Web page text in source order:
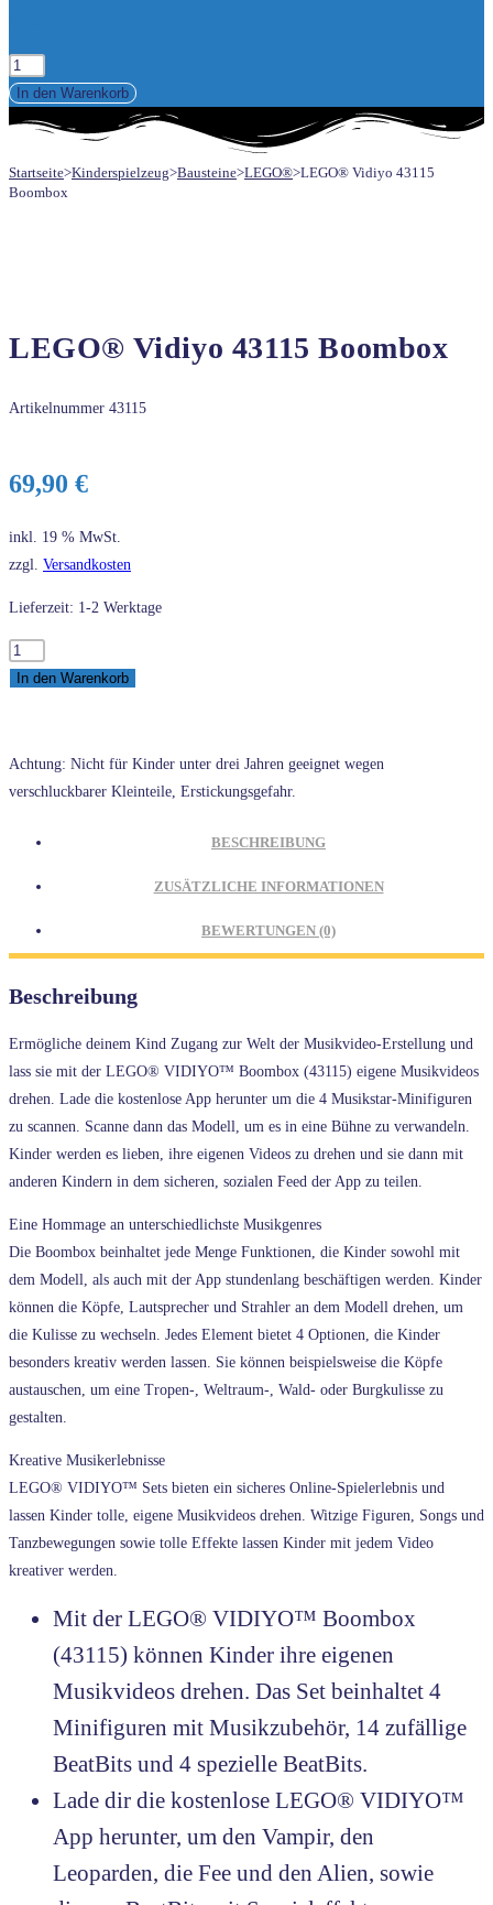
LEGO®
Vidiyo
43115
Menge
In den Warenkorb
Startseite>Kinderspielzeug>Bausteine>LEGO®>LEGO® Vidiyo 43115
Boombox
LEGO® Vidiyo 43115 Boombox
Artikelnummer 43115
69,90 €
inkl. 19 % MwSt.
zzgl. Versandkosten
Lieferzeit: 1-2 Werktage
LEGO®
Vidiyo
Menge
In den Warenkorb
Achtung: Nicht für Kinder unter drei Jahren geeignet wegen
verschluckbarer Kleinteile, Erstickungsgefahr.
BESCHREIBUNG
ZUSÄTZLICHE INFORMATIONEN
BEWERTUNGEN (0)
Beschreibung
Ermögliche deinem Kind Zugang zur Welt der Musikvideo-Erstellung und
lass sie mit der LEGO® VIDIYO™ Boombox (43115) eigene Musikvideos
drehen. Lade die kostenlose App herunter um die 4 Musikstar-Minifiguren
zu scannen. Scanne dann das Modell, um es in eine Bühne zu verwandeln.
Kinder werden es lieben, ihre eigenen Videos zu drehen und sie dann mit
anderen Kindern in dem sicheren, sozialen Feed der App zu teilen.
Eine Hommage an unterschiedlichste Musikgenres
Die Boombox beinhaltet jede Menge Funktionen, die Kinder sowohl mit
dem Modell, als auch mit der App stundenlang beschäftigen werden. Kinder
können die Köpfe, Lautsprecher und Strahler an dem Modell drehen, um
die Kulisse zu wechseln. Jedes Element bietet 4 Optionen, die Kinder
besonders kreativ werden lassen. Sie können beispielsweise die Köpfe
austauschen, um eine Tropen-, Weltraum-, Wald- oder Burgkulisse zu
gestalten.
Kreative Musikerlebnisse
LEGO® VIDIYO™ Sets bieten ein sicheres Online-Spielerlebnis und
lassen Kinder tolle, eigene Musikvideos drehen. Witzige Figuren, Songs und
Tanzbewegungen sowie tolle Effekte lassen Kinder mit jedem Video
kreativer werden.
Mit der LEGO® VIDIYO™ Boombox
(43115) können Kinder ihre eigenen
Musikvideos drehen. Das Set beinhaltet 4
Minifiguren mit Musikzubehör, 14 zufällige
BeatBits und 4 spezielle BeatBits.
Lade dir die kostenlose LEGO® VIDIYO™
App herunter, um den Vampir, den
Leoparden, die Fee und den Alien, sowie